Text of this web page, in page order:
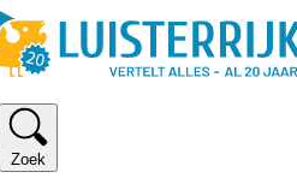
Zoek